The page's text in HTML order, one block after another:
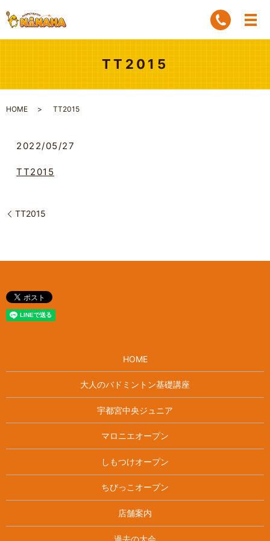
TT2015
HOME TT2015
2022/05/27
TT2015
TT2015
HOME
大人のバドミントン基礎講座
宇都宮中央ジュニア
マロニエオープン
しもつけオープン
ちびっこオープン
店舗案内
過去の大会